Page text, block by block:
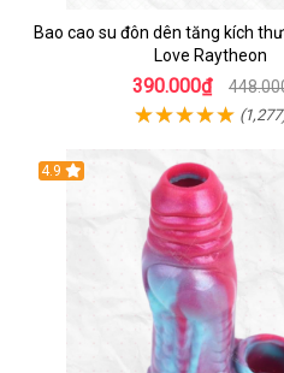
Bao cao su đôn dên tăng kích
Love Raytheon
390.000₫
4.9